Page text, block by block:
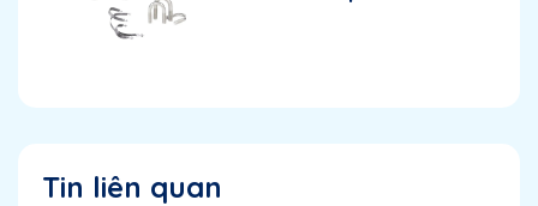
Tin liên quan